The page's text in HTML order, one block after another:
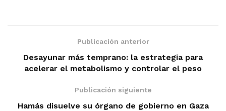
Publicación anterior
Desayunar más temprano: la estrategia para
acelerar el metabolismo y controlar el peso
Publicación siguiente
Hamás disuelve su órgano de gobierno en Gaza